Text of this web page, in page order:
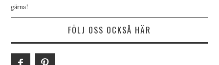
gärna!
FÖLJ OSS OCKSÅ HÄR